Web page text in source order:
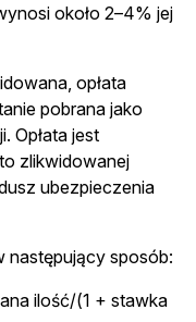
około 2–4% jej
opłata
pobrana jako
Opłata jest
zlikwidowanej
ubezpieczenia
następujący sposób:
ilość/(1 + stawka